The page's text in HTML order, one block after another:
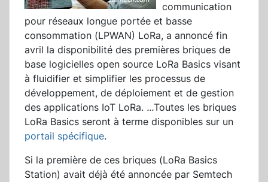
communication
pour réseaux longue portée et basse
consommation (LPWAN) LoRa, a annoncé fin
avril la disponibilité des premières briques de
base logicielles open source LoRa Basics visant
à fluidifier et simplifier les processus de
développement, de déploiement et de gestion
des applications IoT LoRa. ...Toutes les briques
LoRa Basics seront à terme disponibles sur un
portail spécifique.
Si la première de ces briques (LoRa Basics
Station) avait déjà été annoncée par Semtech